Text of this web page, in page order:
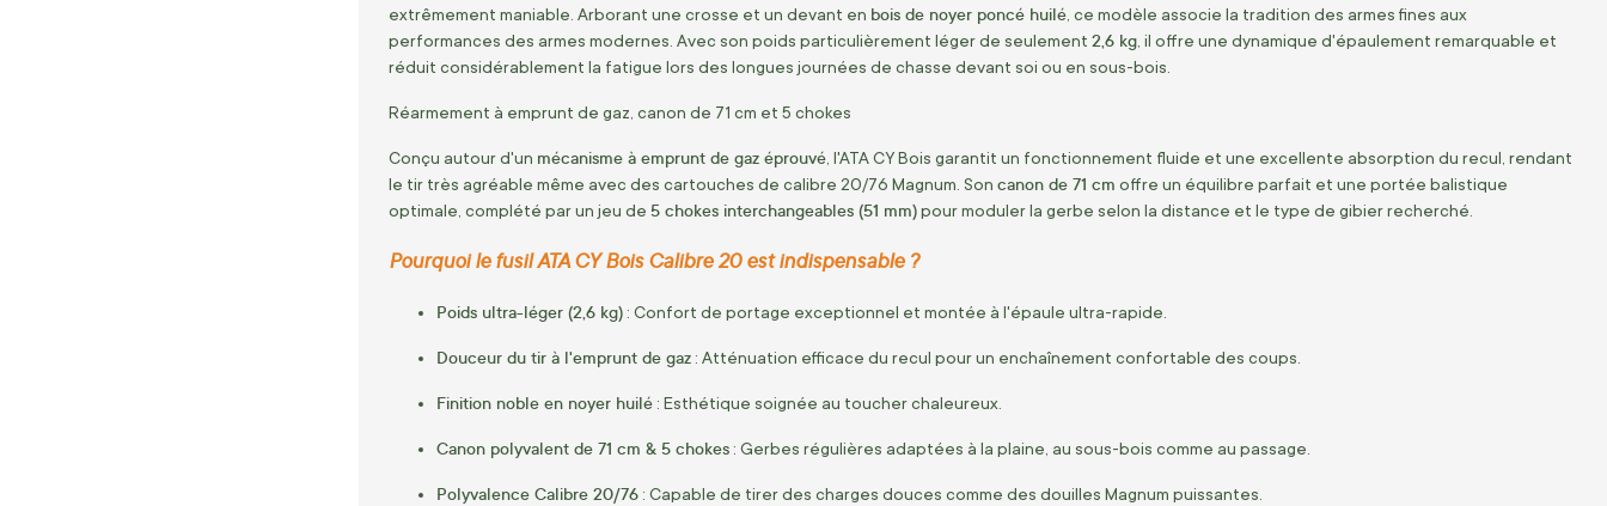
extrêmement maniable. Arborant une crosse et un devant en bois de noyer poncé huilé , ce modèle associe la tradition des armes fines aux
performances des armes modernes. Avec son poids particulièrement léger de seulement 2,6 kg , il offre une dynamique d'épaulement remarquable et
réduit considérablement la fatigue lors des longues journées de chasse devant soi ou en sous-bois.
Réarmement à emprunt de gaz, canon de 71 cm et 5 chokes
Conçu autour d'un mécanisme à emprunt de gaz éprouvé , l'ATA CY Bois garantit un fonctionnement fluide et une excellente absorption du recul, rendant
le tir très agréable même avec des cartouches de calibre 20/76 Magnum. Son canon de 71 cm offre un équilibre parfait et une portée balistique
optimale, complété par un jeu de 5 chokes interchangeables (51 mm)pour moduler la gerbe selon la distance et le type de gibier recherché.
Pourquoi le fusil ATA CY Bois Calibre 20 est indispensable ?
Poids ultra-léger (2,6 kg) : Confort de portage exceptionnel et montée à l'épaule ultra-rapide.
Douceur du tir à l'emprunt de gaz : Atténuation efficace du recul pour un enchaînement confortable des coups.
Finition noble en noyer huilé : Esthétique soignée au toucher chaleureux.
Canon polyvalent de 71 cm & 5 chokes : Gerbes régulières adaptées à la plaine, au sous-bois comme au passage.
Polyvalence Calibre 20/76 : Capable de tirer des charges douces comme des douilles Magnum puissantes.